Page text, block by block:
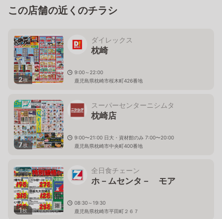
この店舗の近くのチラシ
2枚
ダイレックス
枕崎
9:00～22:00
鹿児島県枕崎市桜木町426番地
7枚
スーパーセンターニシムタ
枕崎店
9:00〜21:00 日大・資材館のみ 7:00〜20:00
鹿児島県枕崎市中央町400番地
1枚
全日食チェーン
ホ－ムセンタ－ モア
08:30～19:30
鹿児島県枕崎市平田町２６７